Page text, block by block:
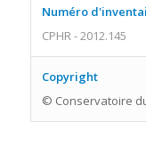
Numéro
CPHR - 2012.145
Copyright
© Conservatoire